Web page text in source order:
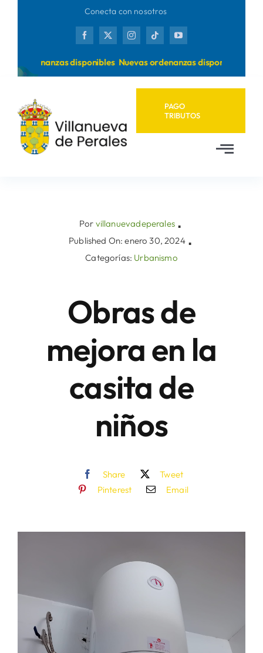
Conecta con nosotros
ordenanzas disponibles Nuevas ordenanzas disponibles
PAGO
TRIBUTOS
Ayuntamiento
Sede Electrónica
Por villanuevadeperales ▪
Published On: enero 30, 2024 ▪
Categorías: Urbanismo
Obras de
mejora en la
casita de
niños
Share
Tweet
Pinterest
Email